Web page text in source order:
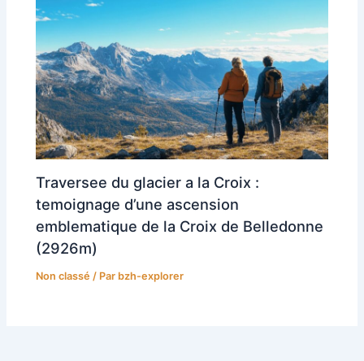
Traversee du glacier a la Croix :
temoignage d’une ascension
emblematique de la Croix de Belledonne
(2926m)
Non classé / Par bzh-explorer